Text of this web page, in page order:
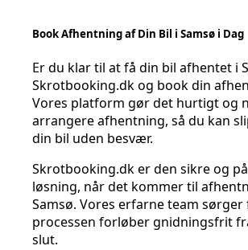
Book Afhentning af Din Bil i Samsø i Dag
Er du klar til at få din bil afhentet i
Skrotbooking.dk og book din
Vores platform gør det hurtigt og
arrangere afhentning, så du kan
din bil uden besvær.
Skrotbooking.dk er den sikre og
løsning, når det kommer til
Samsø. Vores erfarne team sørger
processen forløber gnidningsfrit
slut.